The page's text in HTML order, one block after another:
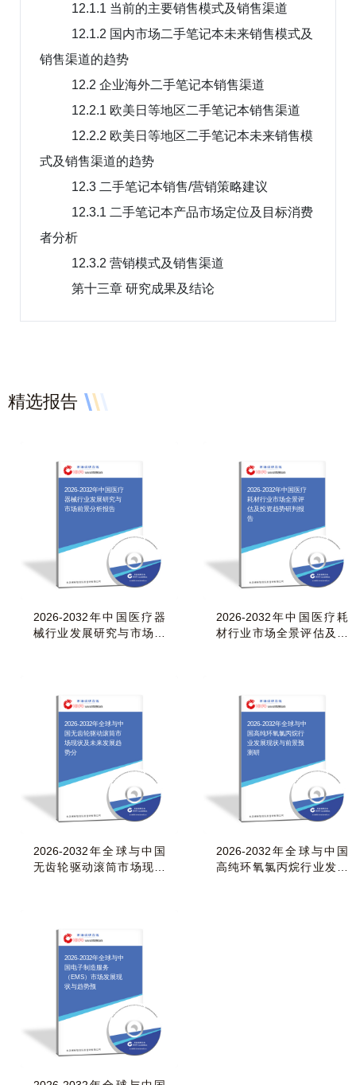
12.1.1 当前的主要销售模式及销售渠道
12.1.2 国内市场二手笔记本未来销售模式及
销售渠道的趋势
12.2 企业海外二手笔记本销售渠道
12.2.1 欧美日等地区二手笔记本销售渠道
12.2.2 欧美日等地区二手笔记本未来销售模
式及销售渠道的趋势
12.3 二手笔记本销售/营销策略建议
12.3.1 二手笔记本产品市场定位及目标消费
者分析
12.3.2 营销模式及销售渠道
第十三章 研究成果及结论
精选报告
2026-2032年中国医疗
器械行业发展研究与
市场前景分析报告
2026-2032年中国医疗器
械行业发展研究与市场前
2026-2032年中国医疗
耗材行业市场全景评
估及投资趋势研判报
告
2026-2032年中国医疗耗
材行业市场全景评估及投
2026-2032年全球与中
国无齿轮驱动滚筒市
场现状及未来发展趋
势分
2026-2032年全球与中国
无齿轮驱动滚筒市场现状
2026-2032年全球与中
国高纯环氧氯丙烷行
业发展现状与前景预
测研
2026-2032年全球与中国
高纯环氧氯丙烷行业发展
2026-2032年全球与中
国电子制造服务
（EMS）市场发展现
状与趋势预